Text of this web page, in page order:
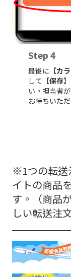
Step 4
最後に【カ
して【保存
い。担当者
お待ちいた
※1つの転送
イトの商品
す。（商品
しい転送注